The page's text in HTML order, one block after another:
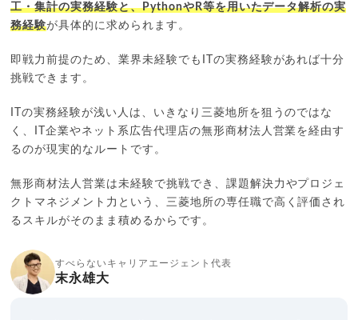
工・集計の実務経験と、PythonやR等を用いたデータ解析の実
務経験が具体的に求められます。
即戦力前提のため、業界未経験でもITの実務経験があれば十分
挑戦できます。
ITの実務経験が浅い人は、いきなり三菱地所を狙うのではな
く、IT企業やネット系広告代理店の無形商材法人営業を経由す
るのが現実的なルートです。
無形商材法人営業は未経験で挑戦でき、課題解決力やプロジェ
クトマネジメント力という、三菱地所の専任職で高く評価され
るスキルがそのまま積めるからです。
すべらないキャリアエージェント代表
末永雄大